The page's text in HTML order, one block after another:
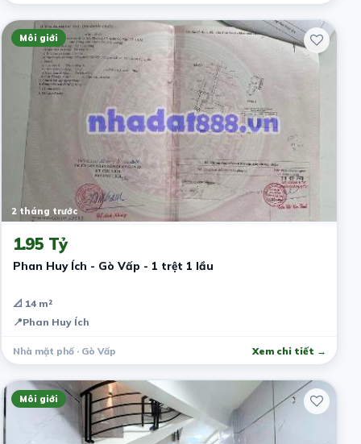
Môi giới
2 tháng trước
1.95 Tỷ
Phan Huy Ích - Gò Vấp - 1 trệt 1 lầu
📐 14 m²
📍Phan Huy Ích
Nhà mặt phố · Gò Vấp Xem chi tiết →
Môi giới